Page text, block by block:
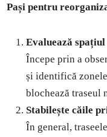
Pași pentru
Evaluează spațiul
Începe prin a
și identifică
blochează traseul
Stabilește căile
În general,